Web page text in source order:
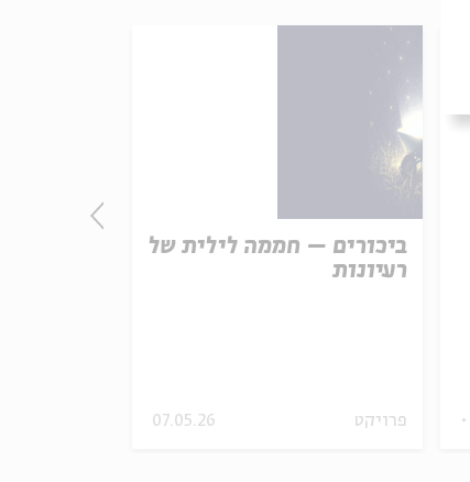
ביכורים – חממה לילית של
רעיונות
פרויקט 07.05.26